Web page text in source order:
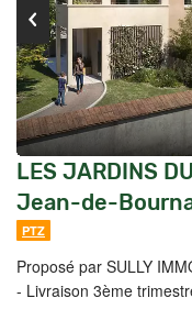
LES JARDINS
Jean-de-
PTZ
Proposé par SULLY
- Livraison 3ème